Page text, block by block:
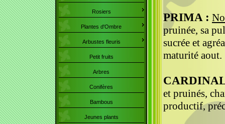
PRIMA :
pruinée, sa
sucrée et
maturité aout.
et pruinés,
productif,
Rosiers
Plantes d'Ombre
Arbustes fleuris
Petit fruits
Arbres
Conifères
Bambous
Jeunes plants